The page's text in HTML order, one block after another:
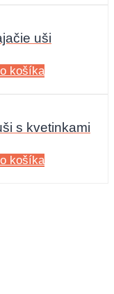
uši
košíka
s kvetinkami
košíka